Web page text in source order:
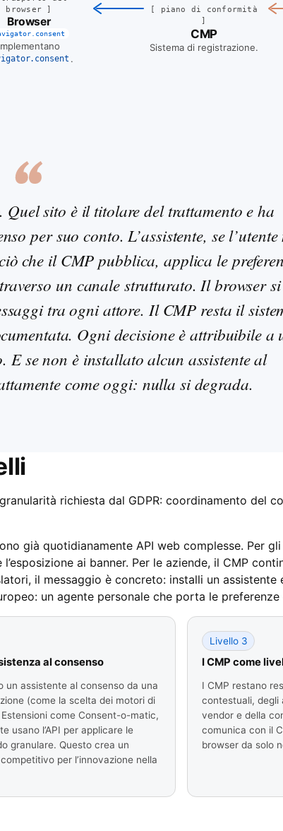
browser ]
Browser
.
[
piano di conformità
]
CMP
Sistema di registrazione.
Quel sito è il titolare del trattamento e ha
per suo conto. L’assistente, se l’utente
che il CMP pubblica, applica le
un canale strutturato. Il browser si
tra ogni attore. Il CMP resta il
Ogni decisione è attribuibile a
E se non è installato alcun assistente al
come oggi: nulla si degrada.
richiesta dal GDPR: coordinamento del
già quotidianamente API web complesse. Per
ai banner. Per le aziende, il CMP
il messaggio è concreto: installi un assistente
un agente personale che porta le preferenze
al consenso
un assistente al consenso da una
(come la scelta dei motori di
come Consent-o-matic,
usano l’API per applicare le
granulare. Questo crea un
per l’innovazione nella
Livello 3
I CMP come
I CMP restano
contestuali, degli
vendor e della
comunica con il
browser da solo